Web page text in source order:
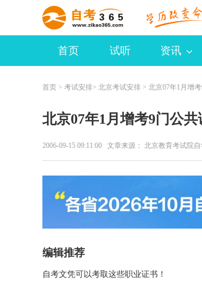
首页 试听 资讯
首页 > 考试安排> 北京考试安排 > 北京07年1月增
北京07年1月增考9门公
2006-09-15 09:11:00 文章来源： 北京教育考试院
编辑推荐
自考文凭可以考取这些职业证书！